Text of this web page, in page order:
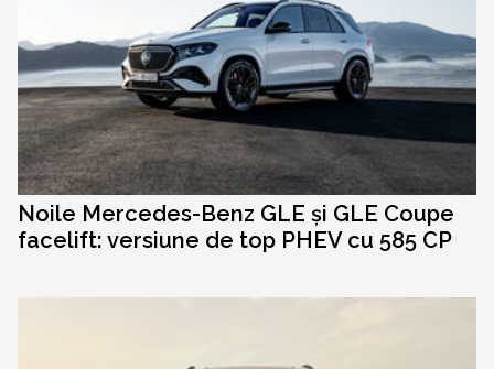
Noile Mercedes-Benz GLE și GLE Coupe
facelift: versiune de top PHEV cu 585 CP